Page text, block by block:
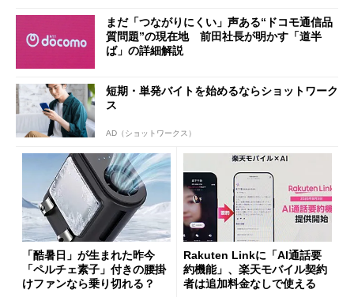
まだ「つながりにくい」声ある“ドコモ通信品
質問題”の現在地 前田社長が明かす「道半
ば」の詳細解説
短期・単発バイトを始めるならショットワーク
ス
AD（ショットワークス）
「酷暑日」が生まれた昨今
「ペルチェ素子」付きの腰掛
けファンなら乗り切れる？
Rakuten Linkに「AI通話要
約機能」、楽天モバイル契約
者は追加料金なしで使える